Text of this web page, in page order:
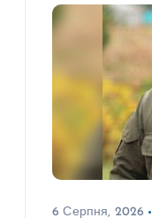
6 Серпня, 2026